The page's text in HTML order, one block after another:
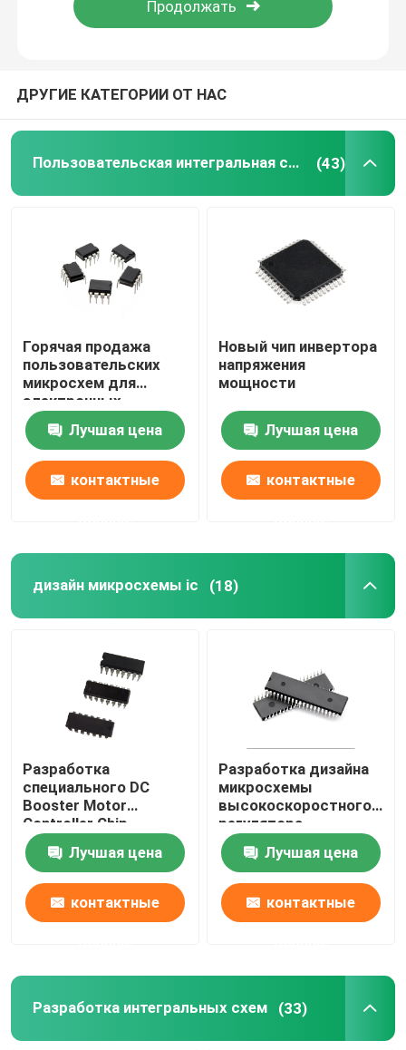
Свяжитесь мы
дизайн микросхемы ic
Разработка интегральных схем
Собрание платы с печатным монтажом
печатная плата
Обломок IC усилителя
Периферийный USB-чип
Обломоки управления силы
Обломок микроконтроллера
Игрушка ИС
ДРУГИЕ КАТЕГОРИИ ОТ НАС
Пользовательская интегральная схема (43)
Горячая продажа
пользовательских
микросхем для
электронных
компонентов
Лучшая цена
контактные
Новый чип инвертора
напряжения
мощности
Лучшая цена
контактные
дизайн микросхемы ic (18)
Разработка
специального DC
Booster Motor
Controller Chip
Brushless Motor IC
Лучшая цена
контактные
Разработка дизайна
микросхемы
высокоскоростного
регулятора
мощности
Лучшая цена
контактные
Разработка интегральных схем (33)